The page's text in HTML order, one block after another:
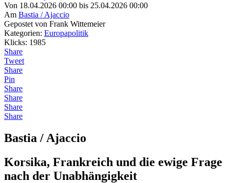
Von 18.04.2026 00:00 bis 25.04.2026 00:00
Am Bastia / Ajaccio
Gepostet von Frank Wittemeier
Kategorien: Europapolitik
Klicks: 1985
Share
Tweet
Share
Pin
Share
Share
Share
Share
Bastia / Ajaccio
Korsika, Frankreich und die ewige Frage
nach der Unabhängigkeit